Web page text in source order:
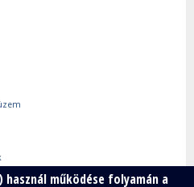
) használ működése folyamán a